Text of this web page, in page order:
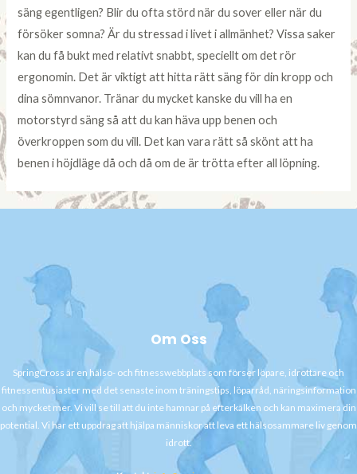
säng egentligen? Blir du ofta störd när du sover eller när du
försöker somna? Är du stressad i livet i allmänhet? Vissa saker
kan du få bukt med relativt snabbt, speciellt om det rör
ergonomin. Det är viktigt att hitta rätt säng för din kropp och
dina sömnvanor. Tränar du mycket kanske du vill ha en
motorstyrd säng så att du kan häva upp benen och
överkroppen som du vill. Det kan vara rätt så skönt att ha
benen i höjdläge då och då om de är trötta efter all löpning.
Om Oss
SpringCross är en hälso- och fitnesswebbplats som förser löpare, idrottare och
fitnessentusiaster med det senaste inom träningstips, löparråd, näringsinformation
och mycket mer. Vi vill se till att du inte hamnar på efterkälken och kan maximera din
potential. Vi har ett uppdrag att hjälpa människor att leva ett hälsosammare liv genom
idrott.